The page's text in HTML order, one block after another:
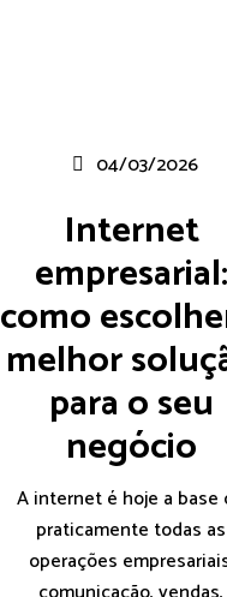
04/03/2026
Internet
empresarial:
como
melhor
para o seu
negócio
A internet é hoje a base
praticamente todas as
operações